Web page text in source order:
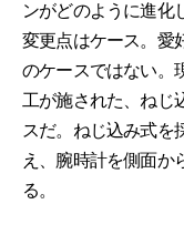
ンがどのように進化
変更点はケース。愛
のケースではない。
工が施された、ねじ
スだ。ねじ込み式を
え、腕時計を側面か
る。